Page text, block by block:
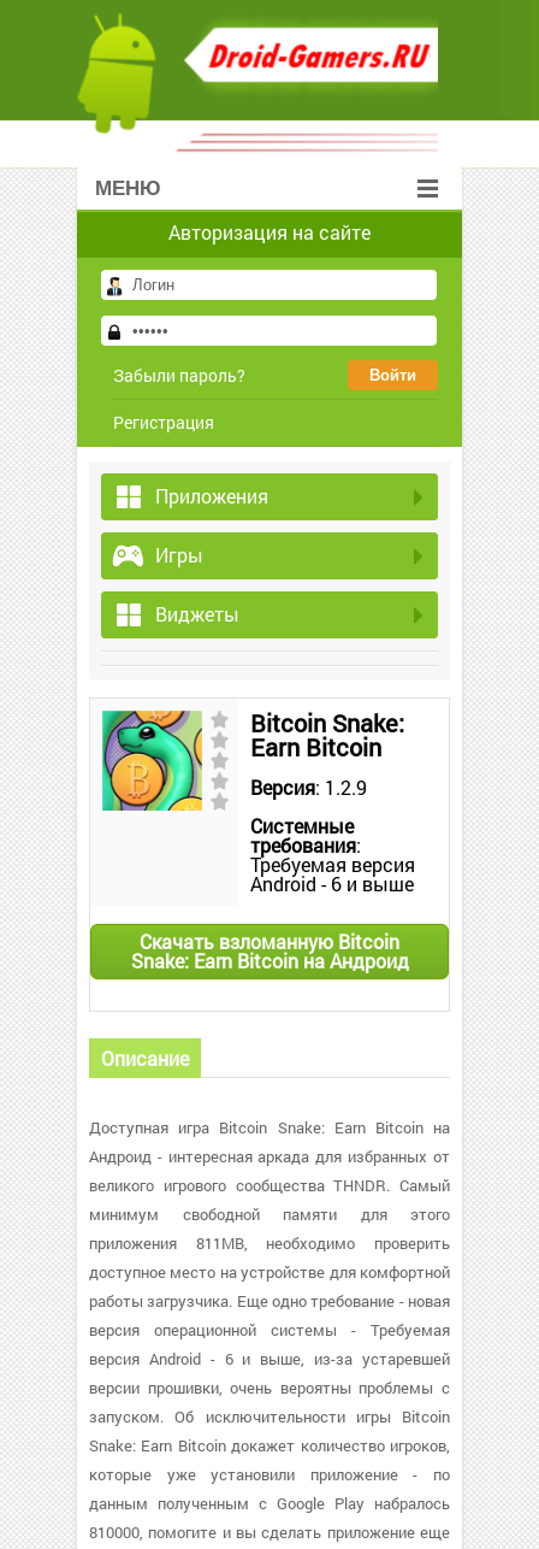
МЕНЮ
Авторизация на сайте
Забыли пароль?
Регистрация
Приложения
Игры
Виджеты
Bitcoin Snake:
Earn Bitcoin
Версия: 1.2.9
Системные
требования:
Требуемая версия
Android - 6 и выше
Скачать взломанную Bitcoin
Snake: Earn Bitcoin на Андроид
Описание
Доступная игра Bitcoin Snake: Earn Bitcoin на
Андроид - интересная аркада для избранных от
великого игрового сообщества THNDR. Самый
минимум свободной памяти для этого
приложения 811MB, необходимо проверить
доступное место на устройстве для комфортной
работы загрузчика. Еще одно требование - новая
версия операционной системы - Требуемая
версия Android - 6 и выше, из-за устаревшей
версии прошивки, очень вероятны проблемы с
запуском. Об исключительности игры Bitcoin
Snake: Earn Bitcoin докажет количество игроков,
которые уже установили приложение - по
данным полученным с Google Play набралось
810000, помогите и вы сделать приложение еще